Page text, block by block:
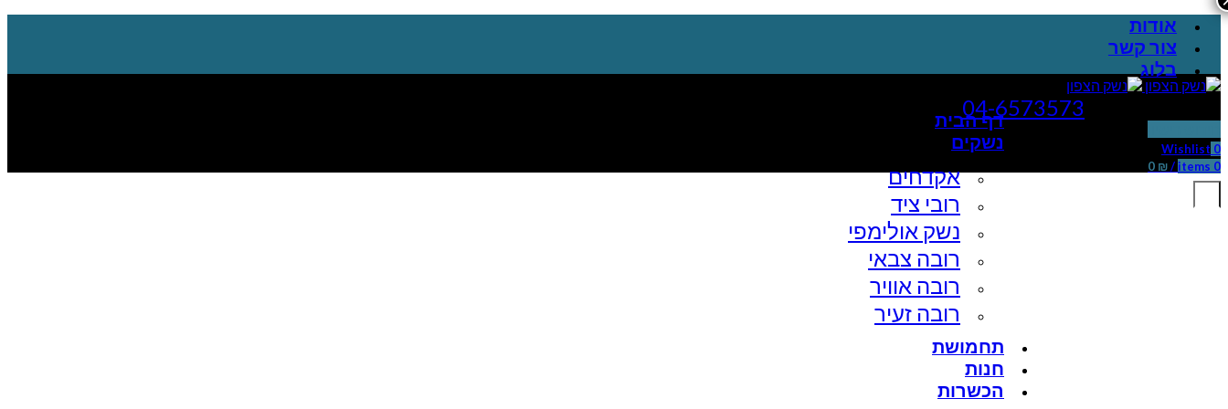
אודות
צור קשר
בלוג
04-6573573
0
Wishlist
0
items
/
0 ₪
דף הבית
נשקים
אקדחים
רובי ציד
נשק אולימפי
רובה צבאי
רובה אוויר
רובה זעיר
תחמושת
חנות
הכשרות